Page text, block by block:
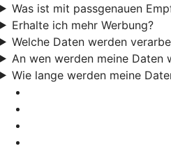
Was ist mit passgenauen
Erhalte ich mehr Werbung?
Welche Daten werden
An wen werden meine Daten
Wie lange werden meine